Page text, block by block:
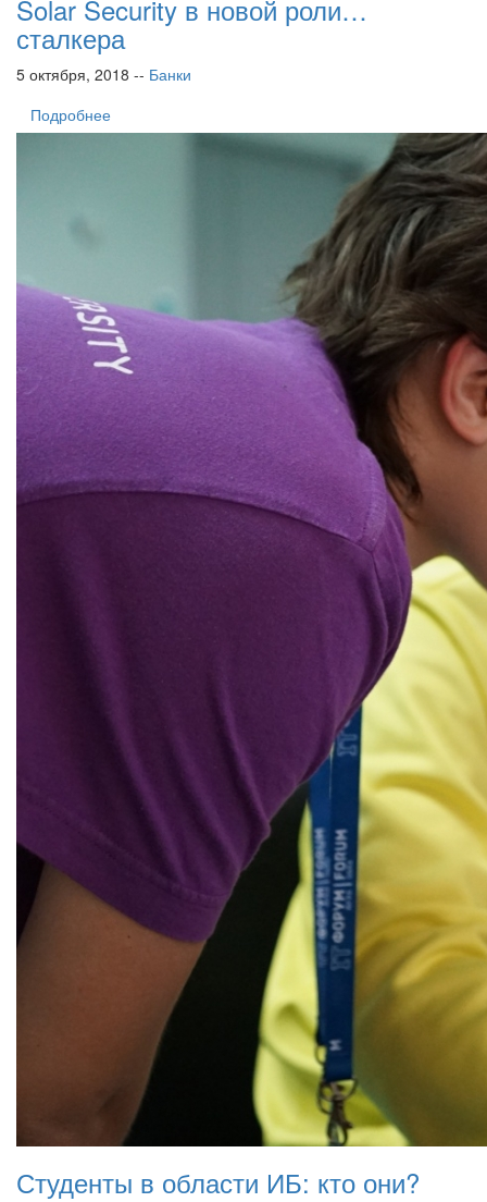
Solar Security в новой роли…
сталкера
5 октября, 2018 -- Банки
Подробнее
Студенты в области ИБ: кто они?